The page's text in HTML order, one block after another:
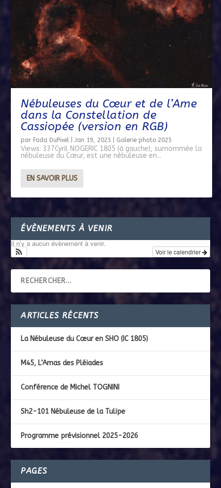
Nébuleuses du Cœur et de l’Ame
dans la Constellation de
Cassiopée (version en RGB)
par Fada DuPixel |Jan 19, 2025 Galerie photo 2025
Views: 337Cyril NOGERIC 1805 (à gauche), surnommée la
nébuleuse du Cœur, est une nébuleuse en...
EN SAVOIR PLUS
ÉVÈNEMENTS À VENIR
Il n’y a aucun évènement à venir.
Voir le calendrier
ARTICLES RÉCENTS
La Nébuleuse du Cœur en SHO (IC 1805)
M45, L’Amas des Pléiades
Conférence de Michel TOGNINI
Sh2-101 Nébuleuse de la Tulipe
Programme prévisionnel 2025-2026
PAGES